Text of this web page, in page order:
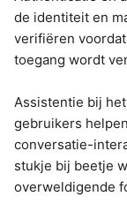
de identiteit en
verifiëren
toegang wordt
Assistentie bij
gebruikers
conversatie-
stukje bij beetje
overweldigende